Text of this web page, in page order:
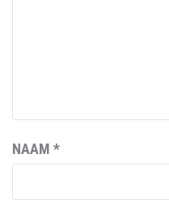
NAAM *